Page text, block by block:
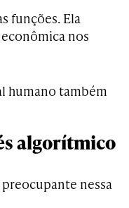
funções. Ela
nos
humano também
algorítmico
nessa